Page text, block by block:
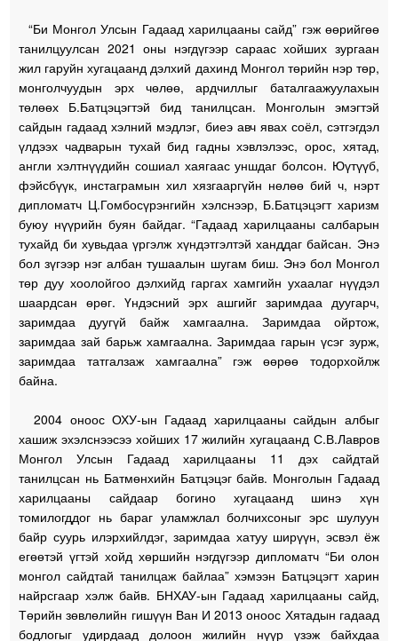
“Би Монгол Улсын Гадаад харилцааны сайд” гэж өөрийгөө
танилцуулсан 2021 оны нэгдүгээр сараас хойших зургаан
жил гаруйн хугацаанд дэлхий дахинд Монгол төрийн нэр төр,
монголчуудын эрх чөлөө, ардчиллыг баталгаажуулахын
төлөөх Б.Батцэцэгтэй бид танилцсан. Монголын эмэгтэй
сайдын гадаад хэлний мэдлэг, биеэ авч явах соёл, сэтгэгдэл
үлдээх чадварын тухай бид гадны хэвлэлээс, орос, хятад,
англи хэлтнүүдийн сошиал хаягаас уншдаг болсон. Юүтүүб,
фэйсбүүк, инстаграмын хил хязгааргүйн нөлөө бий ч, нэрт
дипломатч Ц.Гомбосүрэнгийн хэлснээр, Б.Батцэцэгт харизм
буюу нүүрийн буян байдаг. “Гадаад харилцааны салбарын
тухайд би хувьдаа үргэлж хүндэтгэлтэй ханддаг байсан. Энэ
бол зүгээр нэг албан тушаалын шугам биш. Энэ бол Монгол
төр дуу хоолойгоо дэлхийд гаргах хамгийн ухаалаг нүүдэл
шаардсан өрөг. Үндэсний эрх ашгийг заримдаа дуугарч,
заримдаа дуугүй байж хамгаална. Заримдаа ойртож,
заримдаа зай барьж хамгаална. Заримдаа гарын үсэг зурж,
заримдаа татгалзаж хамгаална” гэж өөрөө тодорхойлж
байна.
2004 оноос ОХУ-ын Гадаад харилцааны сайдын албыг
хашиж эхэлснээсээ хойших 17 жилийн хугацаанд С.В.Лавров
Монгол Улсын Гадаад харилцааны 11 дэх сайдтай
танилцсан нь Батмөнхийн Батцэцэг байв. Монголын Гадаад
харилцааны сайдаар богино хугацаанд шинэ хүн
томилогддог нь бараг уламжлал болчихсоныг эрс шулуун
байр суурь илэрхийлдэг, заримдаа хатуу ширүүн, эсвэл ёж
егөөтэй үгтэй хойд хөршийн нэгдүгээр дипломатч “Би олон
монгол сайдтай танилцаж байлаа” хэмээн Батцэцэгт харин
найрсгаар хэлж байв. БНХАУ-ын Гадаад харилцааны сайд,
Төрийн зөвлөлийн гишүүн Ван И 2013 оноос Хятадын гадаад
бодлогыг удирдаад долоон жилийн нүүр үзэж байхдаа